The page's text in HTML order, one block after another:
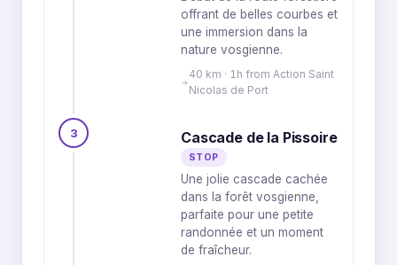
offrant de belles courbes et
une immersion dans la
nature vosgienne.
40 km · 1h from Action Saint
Nicolas de Port
3 Cascade de la Pissoire
STOP
Une jolie cascade cachée
dans la forêt vosgienne,
parfaite pour une petite
randonnée et un moment
de fraîcheur.